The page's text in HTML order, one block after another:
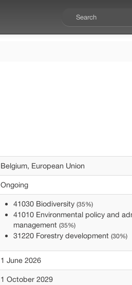
Belgium, European Union
Ongoing
41030 Biodiversity (35%)
41010 Environmental policy and
management (35%)
31220 Forestry development (30%)
1 June 2026
1 October 2029